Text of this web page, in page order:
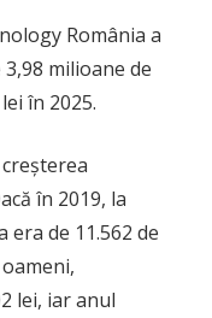
România a
milioane de
în 2025.
în 2019, la
era de 11.562 de
lei, iar anul